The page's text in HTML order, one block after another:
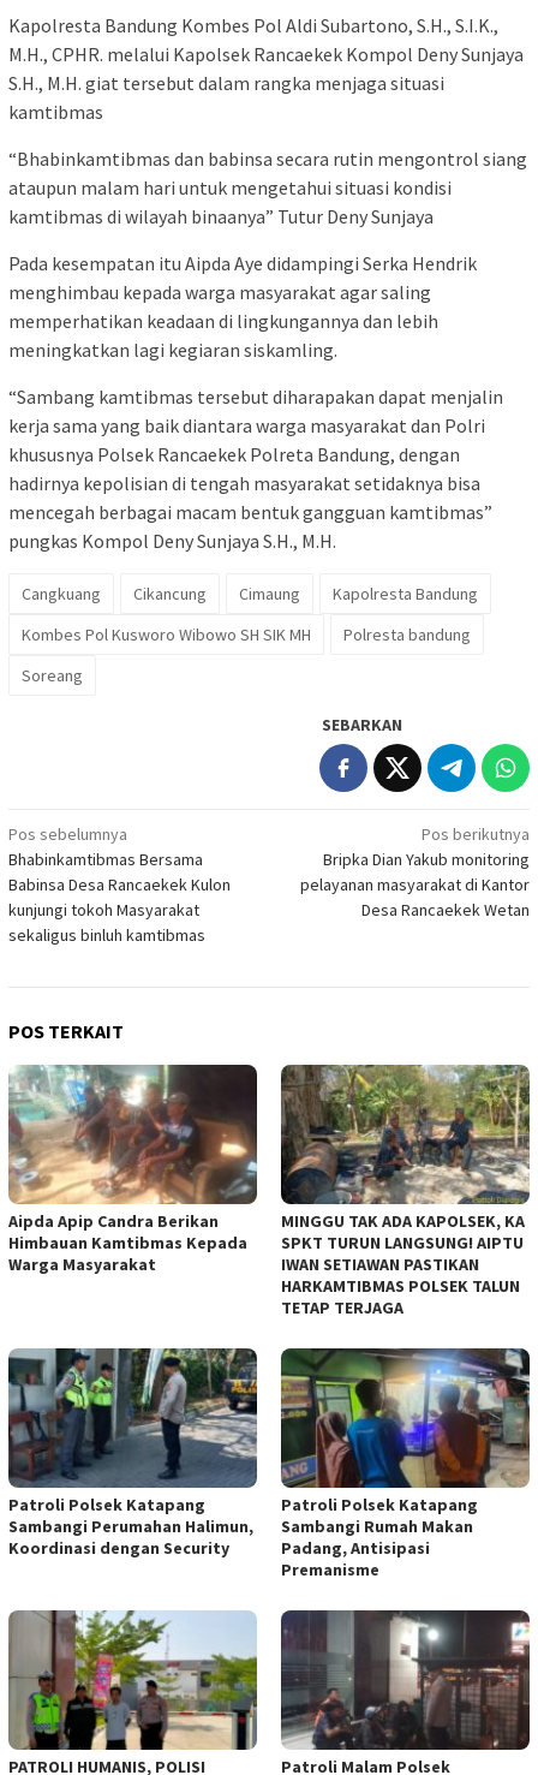
Kapolresta Bandung Kombes Pol Aldi Subartono, S.H., S.I.K.,
M.H., CPHR. melalui Kapolsek Rancaekek Kompol Deny Sunjaya
S.H., M.H. giat tersebut dalam rangka menjaga situasi
kamtibmas
“Bhabinkamtibmas dan babinsa secara rutin mengontrol siang
ataupun malam hari untuk mengetahui situasi kondisi
kamtibmas di wilayah binaanya” Tutur Deny Sunjaya
Pada kesempatan itu Aipda Aye didampingi Serka Hendrik
menghimbau kepada warga masyarakat agar saling
memperhatikan keadaan di lingkungannya dan lebih
meningkatkan lagi kegiaran siskamling.
“Sambang kamtibmas tersebut diharapakan dapat menjalin
kerja sama yang baik diantara warga masyarakat dan Polri
khususnya Polsek Rancaekek Polreta Bandung, dengan
hadirnya kepolisian di tengah masyarakat setidaknya bisa
mencegah berbagai macam bentuk gangguan kamtibmas”
pungkas Kompol Deny Sunjaya S.H., M.H.
Cangkuang Cikancung Cimaung
Kapolresta Bandung
Kombes Pol Kusworo Wibowo SH SIK MH
Polresta bandung
Soreang
SEBARKAN
Navigasi
pos
Pos sebelumnya
Bhabinkamtibmas Bersama
Babinsa Desa Rancaekek Kulon
kunjungi tokoh Masyarakat
sekaligus binluh kamtibmas
Pos berikutnya
Bripka Dian Yakub monitoring
pelayanan masyarakat di Kantor
Desa Rancaekek Wetan
POS TERKAIT
Aipda Apip Candra Berikan
Himbauan Kamtibmas Kepada
Warga Masyarakat
MINGGU TAK ADA KAPOLSEK, KA
SPKT TURUN LANGSUNG! AIPTU
IWAN SETIAWAN PASTIKAN
HARKAMTIBMAS POLSEK TALUN
TETAP TERJAGA
‎Patroli Polsek Katapang
Sambangi Perumahan Halimun,
Koordinasi dengan Security
‎Patroli Polsek Katapang
Sambangi Rumah Makan
Padang, Antisipasi
Premanisme
‎PATROLI HUMANIS, POLISI
‎Patroli Malam Polsek